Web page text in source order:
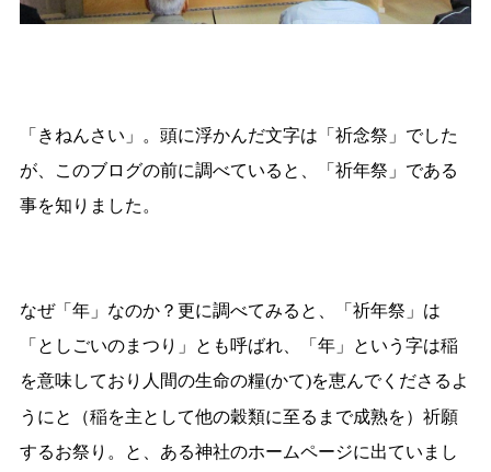
「きねんさい」。頭に浮かんだ文字は「祈念祭」でした
が、このブログの前に調べていると、「祈年祭」である
事を知りました。
なぜ「年」なのか？更に調べてみると、「祈年祭」は
「としごいのまつり」とも呼ばれ、「年」という字は稲
を意味しており人間の生命の糧(かて)を恵んでくださるよ
うにと（稲を主として他の穀類に至るまで成熟を）祈願
するお祭り。と、ある神社のホームページに出ていまし